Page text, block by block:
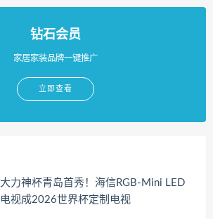
钻石会员
家居家装品牌一键推广
立即查看
大力神杯青岛首秀！海信RGB-Mini LED
电视成2026世界杯定制电视